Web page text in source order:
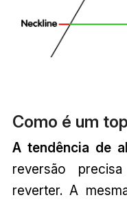
Como é um
A tendência de
reversão
reverter. A